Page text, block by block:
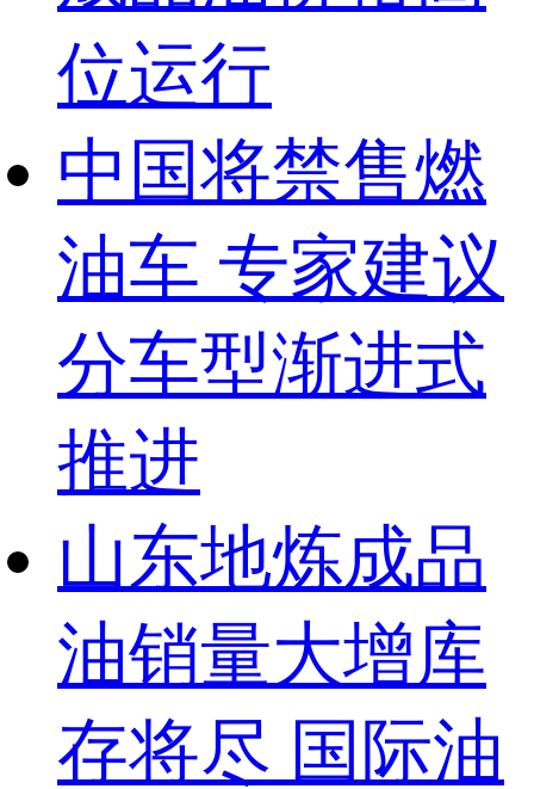
位运行
中国将禁售燃
油车 专家建议
分车型渐进式
推进
山东地炼成品
油销量大增库
存将尽 国际油